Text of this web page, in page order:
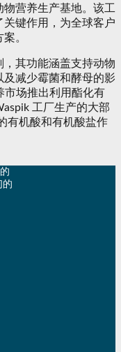
营养生产基地。该工
键作用，为全球客户
。
其功能涵盖支持动物
及减少霉菌和酵母的影
市场推出利用酯化有
工厂生产的大部
有机酸和有机酸盐作
的